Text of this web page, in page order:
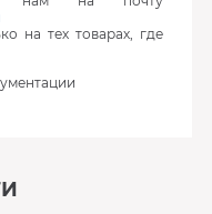
на тех товарах, где